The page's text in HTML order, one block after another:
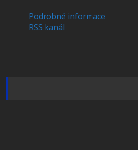
Podrobné informace
RSS kanál